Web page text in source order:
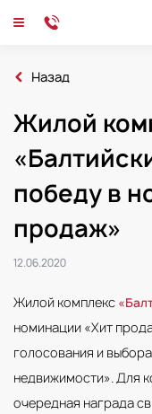
2020
Жилой комплекс
Новости
Назад
Жилой
победу в
продаж»
12.06.2020
Жилой комплекс
номинации «Хит
голосования и
недвижимости». Для
очередная награда